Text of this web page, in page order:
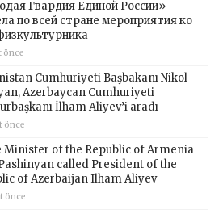
Гвардия Единой России»
по всей стране мероприятия ко
önce
Cumhuriyeti Başbakanı Nikol
Azerbaycan Cumhuriyeti
İlham Aliyev’i aradı
önce
Minister of the Republic of Armenia
called President of the
of Azerbaijan Ilham Aliyev
önce